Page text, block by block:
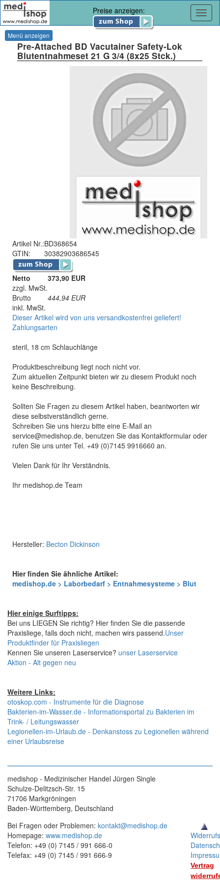
Preise anzeigen:
Menü anzeigen
Pre-Attached BD Vacutainer Safety-Lok
Blutentnahmeset 21 G 3/4 (8x25 Stck.)
Artikel Nr.:BD368654
GTIN:
30382903686545
Netto
373,90 EUR
zzgl. MwSt.
Brutto
444,94 EUR
inkl. MwSt.
Dieser Artikel wird von uns versandkostenfrei geliefert!
Zahlungsarten
steril, 18 cm Schlauchlänge
Produktbeschreibung liegt noch nicht vor.
Zum aktuellen Zeitpunkt bieten wir zu diesem Produkt noch
keine Beschreibung.
Sollten Sie Fragen zu diesem Artikel haben, beantworten wir
diese selbstverständlich gerne.
Schreiben Sie uns hierzu bitte eine E-Mail an
service@medishop.de, benutzen Sie das Kontaktformular oder
rufen Sie uns unter Tel. +49 (0)7145 9916660 an.
Vielen Dank für Ihr Verständnis.
Ihr medishop.de Team
Hersteller: Becton Dickinson
Hier finden Sie ähnliche Artikel:
medishop.de > Laborbedarf > Entnahmesysteme > Blut
Hier einige Surftipps:
Bei uns LIEGEN Sie richtig? Hier finden Sie die passende
Praxisliege, falls doch nicht, machen wirs passend.Unser
Produktfinder für Praxisliegen
Kennen Sie unseren Laserservice? unser Laserservice
Aktion - Alt gegen neu
Weitere Links:
otoskop.com - Instrumente für die Diagnose
Bakterien-im-Wasser.de - Informationsportal zu Bakterien im
Trink- / Leitungswasser
Legionellen-im-Urlaub.de - Denkanstoss zu Legionellen während
einer Urlaubsreise
medishop - Medizinischer Handel Jürgen Single
Schulze-Delitzsch-Str. 15
71706 Markgröningen
Baden-Württemberg, Deutschland
Bei Fragen oder Problemen: kontakt@medishop.de
Homepage: www.medishop.de
Telefon: +49 (0) 7145 / 991 666-0
Telefax: +49 (0) 7145 / 991 666-9
Vertrag